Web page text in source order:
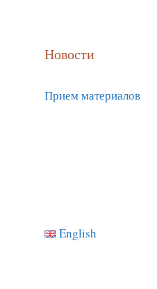
Новости
Прием материалов
English